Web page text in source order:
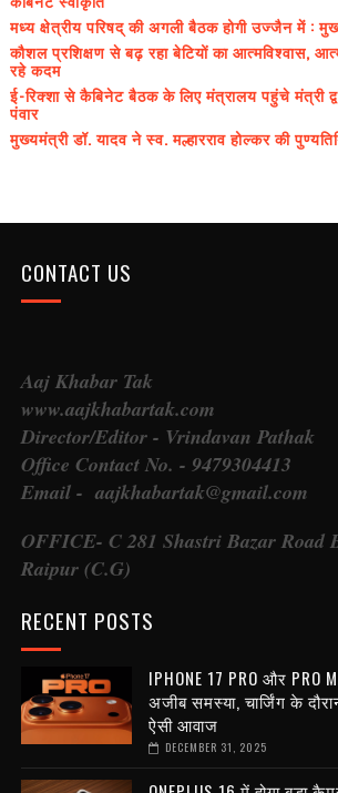
मध्य क्षेत्रीय परिषद् की अगली बैठक होगी उज्जैन में :
कौशल प्रशिक्षण से बढ़ रहा बेटियों का आत्मविश्वास,
रहे कदम
ई-रिक्शा से कैबिनेट बैठक के लिए मंत्रालय पहुंचे मंत्री
पंवार
मुख्यमंत्री डॉ. यादव ने स्व. मल्हारराव होल्कर की
CONTACT US
Aaj Khabar Tak
www.aajkhabartak.com
Director/Editor - Vrindavan Pathak
Office Contact No. - 9479304413
Email - aajkhabartak@gmail.com
OFFICE- C 281 Shastri Bazar Road
Raipur (C.G)
RECENT POSTS
IPHONE 17 PRO और PRO
अजीब समस्या, चार्जिंग के
ऐसी आवाज
DECEMBER 31, 2025